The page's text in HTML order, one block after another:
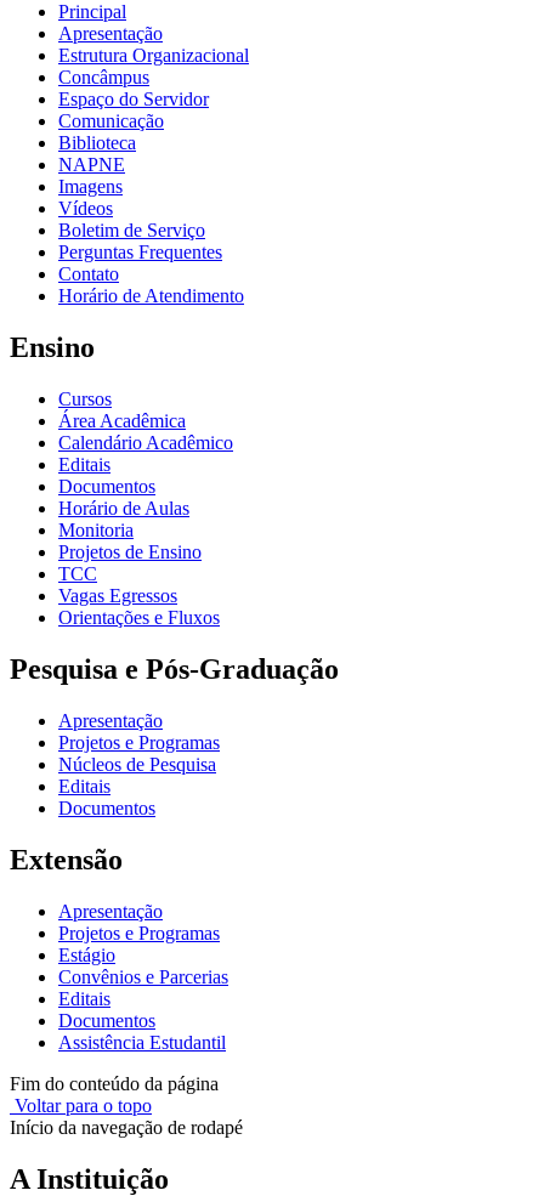
Principal
Apresentação
Estrutura Organizacional
Concâmpus
Espaço do Servidor
Comunicação
Biblioteca
NAPNE
Imagens
Vídeos
Boletim de Serviço
Perguntas Frequentes
Contato
Horário de Atendimento
Ensino
Cursos
Área Acadêmica
Calendário Acadêmico
Editais
Documentos
Horário de Aulas
Monitoria
Projetos de Ensino
TCC
Vagas Egressos
Orientações e Fluxos
Pesquisa e Pós-Graduação
Apresentação
Projetos e Programas
Núcleos de Pesquisa
Editais
Documentos
Extensão
Apresentação
Projetos e Programas
Estágio
Convênios e Parcerias
Editais
Documentos
Assistência Estudantil
Fim do conteúdo da página
Voltar para o topo
Início da navegação de rodapé
A Instituição